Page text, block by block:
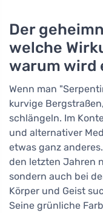
Der
welche
warum wird
Wenn man
kurvige
schlängeln. Im
und alternativer
etwas ganz anderes.
den letzten Jahren
sondern auch bei
Körper und Geist
Seine grünliche